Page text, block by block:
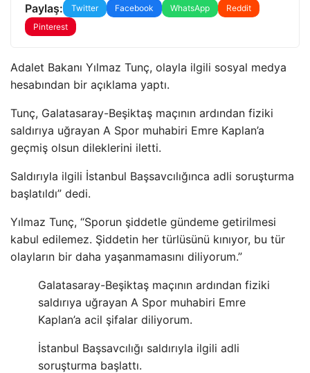
Paylaş: Twitter Facebook WhatsApp
Reddit
Pinterest
Adalet Bakanı Yılmaz Tunç, olayla ilgili sosyal medya
hesabından bir açıklama yaptı.
Tunç, Galatasaray-Beşiktaş maçının ardından fiziki
saldırıya uğrayan A Spor muhabiri Emre Kaplan’a
geçmiş olsun dileklerini iletti.
Saldırıyla ilgili İstanbul Başsavcılığınca adli soruşturma
başlatıldı” dedi.
Yılmaz Tunç, “Sporun şiddetle gündeme getirilmesi
kabul edilemez. Şiddetin her türlüsünü kınıyor, bu tür
olayların bir daha yaşanmamasını diliyorum.”
Galatasaray-Beşiktaş maçının ardından fiziki
saldırıya uğrayan A Spor muhabiri Emre
Kaplan’a acil şifalar diliyorum.
İstanbul Başsavcılığı saldırıyla ilgili adli
soruşturma başlattı.